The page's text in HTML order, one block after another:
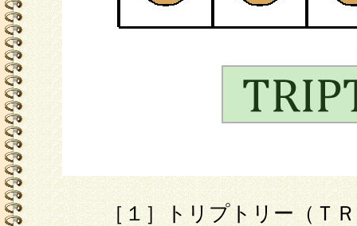
［１］トリプトリー（ＴＲ